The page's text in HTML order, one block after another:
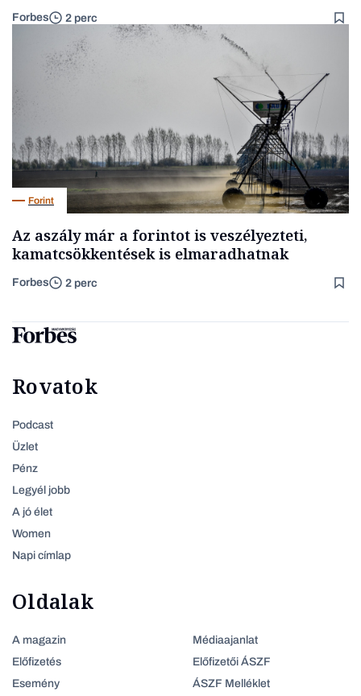
Forbes 2 perc
Forint
Az aszály már a forintot is veszélyezteti,
kamatcsökkentések is elmaradhatnak
Forbes 2 perc
Rovatok
Podcast
Üzlet
Pénz
Legyél jobb
A jó élet
Women
Napi címlap
Oldalak
A magazin
Előfizetés
Esemény
Médiaajanlat
Előfizetői ÁSZF
ÁSZF Melléklet